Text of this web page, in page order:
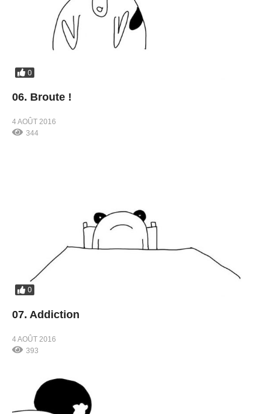
0
06. Broute !
4 AOÛT 2016
344
0
07. Addiction
4 AOÛT 2016
393